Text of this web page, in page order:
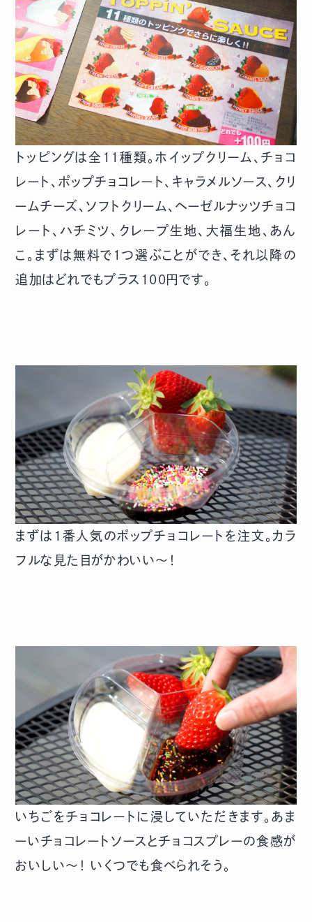
トッピングは全11種類。ホイップクリーム、チョコ
レート、ポップチョコレート、キャラメルソース、クリ
ームチーズ、ソフトクリーム、ヘーゼルナッツチョコ
レート、ハチミツ、クレープ生地、大福生地、あん
こ。まずは無料で1つ選ぶことができ、それ以降の
追加はどれでもプラス100円です。
まずは1番人気のポップチョコレートを注文。カラ
フルな見た目がかわいい〜！
いちごをチョコレートに浸していただきます。あま
ーいチョコレートソースとチョコスプレーの食感が
おいしい〜！ いくつでも食べられそう。